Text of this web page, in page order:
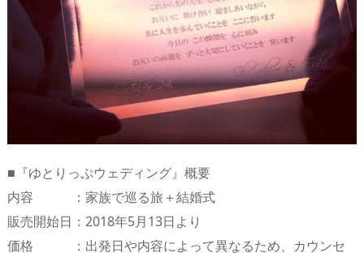
■『ゆとりっぷウェディング』概要
内容 ：家族で巡る旅＋結婚式
販売開始日：2018年5月13日より
価格 ：出発日や内容によって異なるため、カウンセ